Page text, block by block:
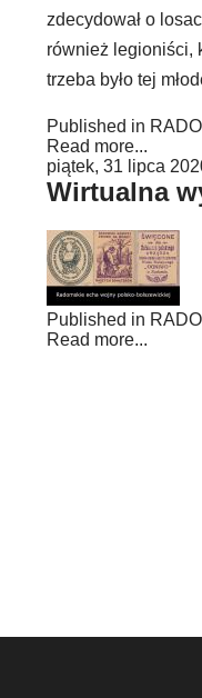
zdecydował o
również legioniści,
trzeba było tej
Published in
Read more...
piątek, 31 lipca
Wirtualna
Published in
Read more...